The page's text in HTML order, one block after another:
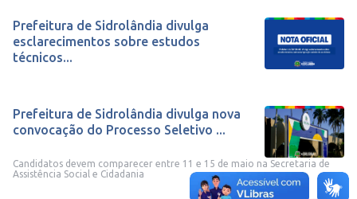
Prefeitura de Sidrolândia divulga
esclarecimentos sobre estudos
técnicos...
Prefeitura de Sidrolândia divulga nova
convocação do Processo Seletivo ...
Candidatos devem comparecer entre 11 e 15 de maio na Secretaria de
Assistência Social e Cidadania